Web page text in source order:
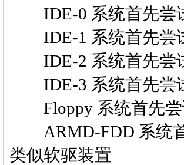
IDE-0 系统首先尝
IDE-1 系统首先尝
IDE-2 系统首先尝
IDE-3 系统首先尝
Floppy 系统首先尝
ARMD-FDD 系统首
类似软驱装置